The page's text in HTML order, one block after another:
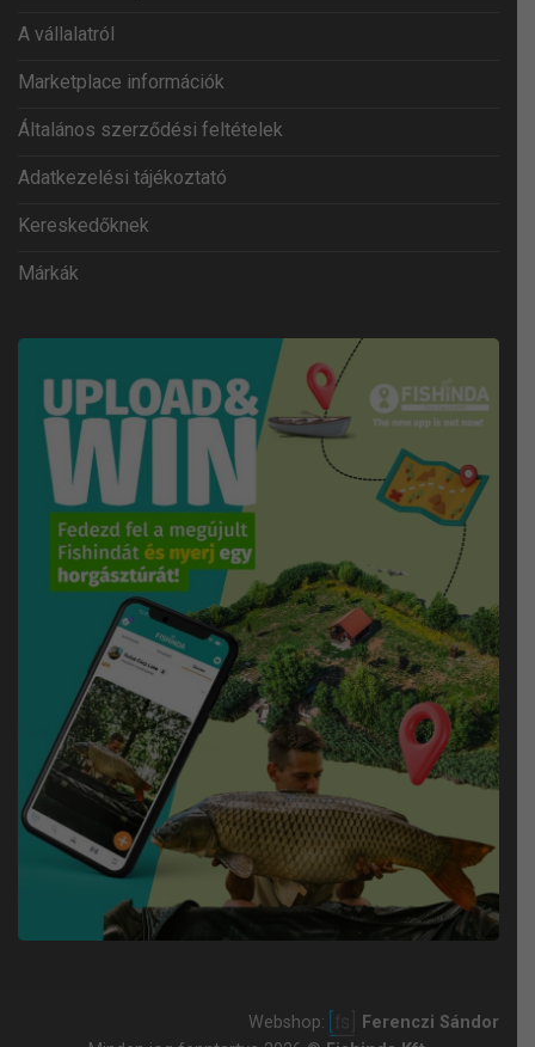
A vállalatról
Marketplace információk
Általános szerződési feltételek
Adatkezelési tájékoztató
Kereskedőknek
Márkák
Webshop:
Ferenczi Sándor